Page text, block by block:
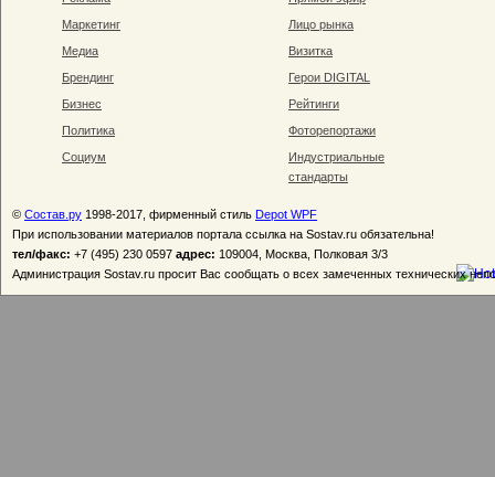
Маркетинг
Медиа
Брендинг
Бизнес
Политика
Социум
Лицо рынка
Визитка
Герои DIGITAL
Рейтинги
Фоторепортажи
Индустриальные
стандарты
© Состав.ру 1998-2017, фирменный стиль Depot WPF
При использовании материалов портала ссылка на Sostav.ru обязательна!
тел/факс: +7 (495) 230 0597 адрес: 109004, Москва, Полковая 3/3
Администрация Sostav.ru просит Вас сообщать о всех замеченных технических